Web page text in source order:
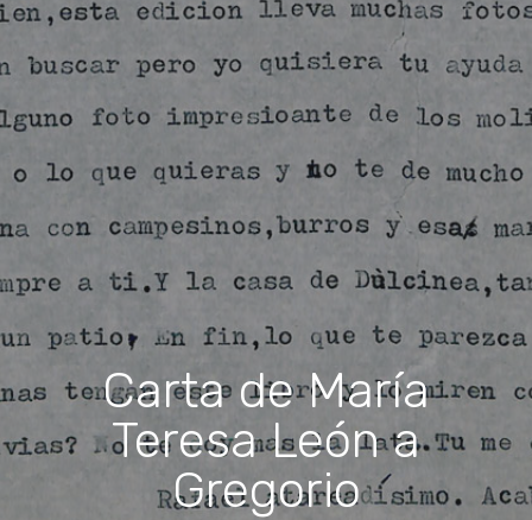
Carta de María
Teresa León a
Gregorio